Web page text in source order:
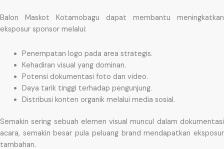
Balon Maskot Kotamobagu dapat membantu meningkatkan
eksposur sponsor melalui:
Penempatan logo pada area strategis.
Kehadiran visual yang dominan.
Potensi dokumentasi foto dan video.
Daya tarik tinggi terhadap pengunjung.
Distribusi konten organik melalui media sosial.
Semakin sering sebuah elemen visual muncul dalam dokumentasi
acara, semakin besar pula peluang brand mendapatkan eksposur
tambahan.